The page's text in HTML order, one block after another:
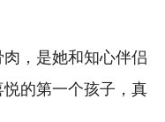
，是她和知心伴侣
的第一个孩子，真